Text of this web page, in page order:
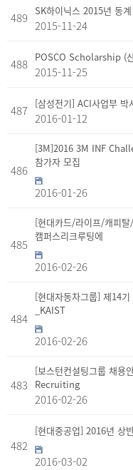
489 SK하이닉스 2015년 동
2015-11-24
488 POSCO Scholarship (
2015-11-25
487 [삼성전기] ACI사업부 박
2016-01-12
486
[3M]2016 3M INF
참가자 모집
2016-01-26
485
[현대카드/라이프/캐피
캠퍼스리크루팅에
2016-02-26
484
[현대자동차그룹] 제14
_KAIST
2016-02-26
483
[보스턴컨설팅그룹 채
Recruiting
2016-02-26
482
[현대중공업] 2016년 상
2016-03-02